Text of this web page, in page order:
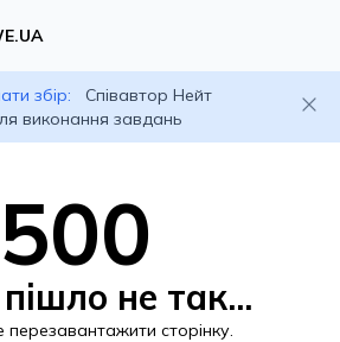
збір:
Співавтор Нейт
виконання завдань
500
не так...
перезавантажити сторінку.